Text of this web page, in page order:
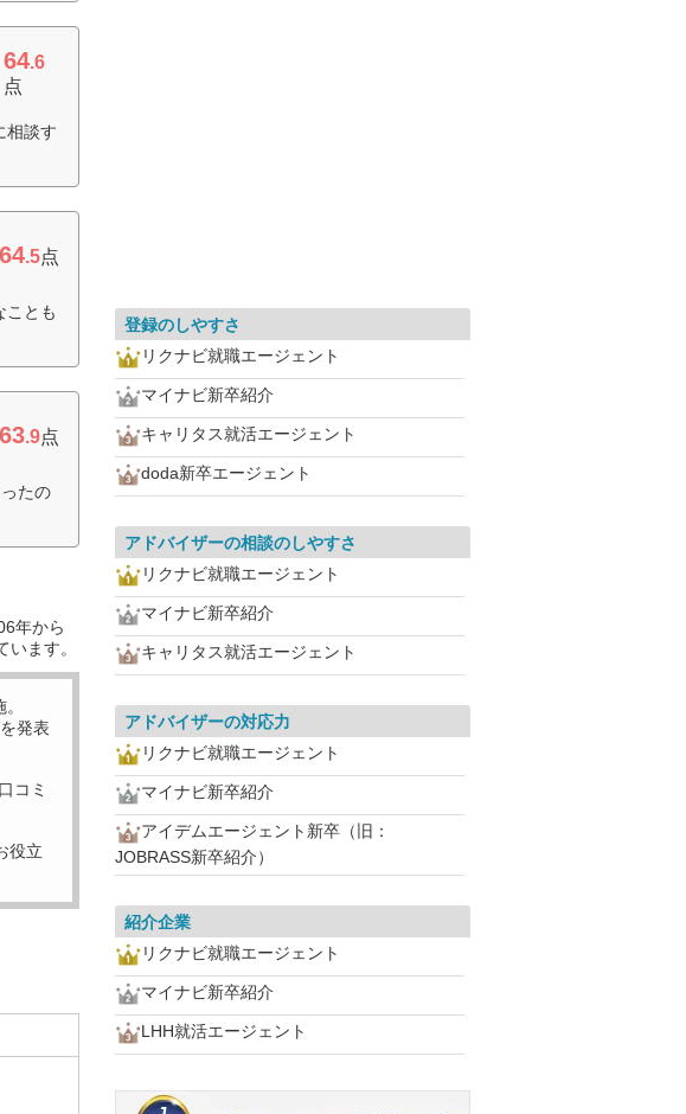
64.6
点
相談す
64.5点
ことも
63.9点
たの
年から
ます。
発表
コミ
役立
登録のしやすさ
リクナビ就職エージェント
マイナビ新卒紹介
キャリタス就活エージェント
doda新卒エージェント
アドバイザーの相談のしやすさ
リクナビ就職エージェント
マイナビ新卒紹介
キャリタス就活エージェント
アドバイザーの対応力
リクナビ就職エージェント
マイナビ新卒紹介
アイデムエージェント新卒（旧：
JOBRASS新卒紹介）
紹介企業
リクナビ就職エージェント
マイナビ新卒紹介
LHH就活エージェント